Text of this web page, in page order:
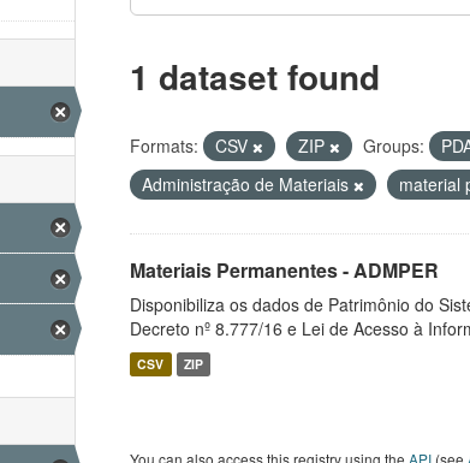
1 dataset found
Formats: CSV ZIP Groups:
Administração de Materiais
material
Materiais Permanentes - ADMPER
Disponibiliza os dados de Patrimônio do
Decreto nº 8.777/16 e Lei de Acesso à
CSV ZIP
You can also access this registry using the API (see